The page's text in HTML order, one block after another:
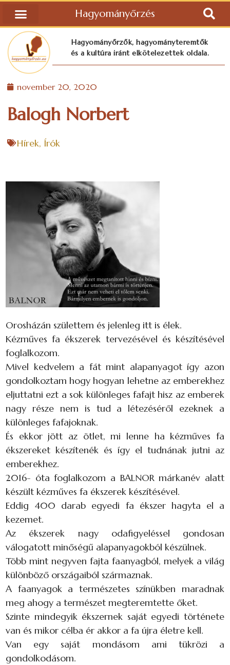
Hagyományőrzés
Hagyományőrzők, hagyományteremtők
és a kultúra iránt elkötelezettek oldala.
november 20, 2020
Balogh Norbert
Hírek, Írók
Orosházán születtem és jelenleg itt is élek.
Kézműves fa ékszerek tervezésével és készítésével
foglalkozom.
Mivel kedvelem a fát mint alapanyagot így azon
gondolkoztam hogy hogyan lehetne az emberekhez
eljuttatni ezt a sok különleges fafajt hisz az emberek
nagy része nem is tud a létezéséről ezeknek a
különleges fafajoknak.
És ekkor jött az ötlet, mi lenne ha kézműves fa
ékszereket készítenék és így el tudnának jutni az
emberekhez.
2016- óta foglalkozom a BALNOR márkanév alatt
készült kézműves fa ékszerek készítésével.
Eddig 400 darab egyedi fa ékszer hagyta el a
kezemet.
Az ékszerek nagy odafigyeléssel gondosan
válogatott minőségű alapanyagokból készülnek.
Több mint negyven fajta faanyagból, melyek a világ
különböző országaiból származnak.
A faanyagok a természetes színükben maradnak
meg ahogy a természet megteremtette őket.
Szinte mindegyik ékszernek saját egyedi története
van és mikor célba ér akkor a fa újra életre kell.
Van egy saját mondásom ami tükrözi a
gondolkodásom.